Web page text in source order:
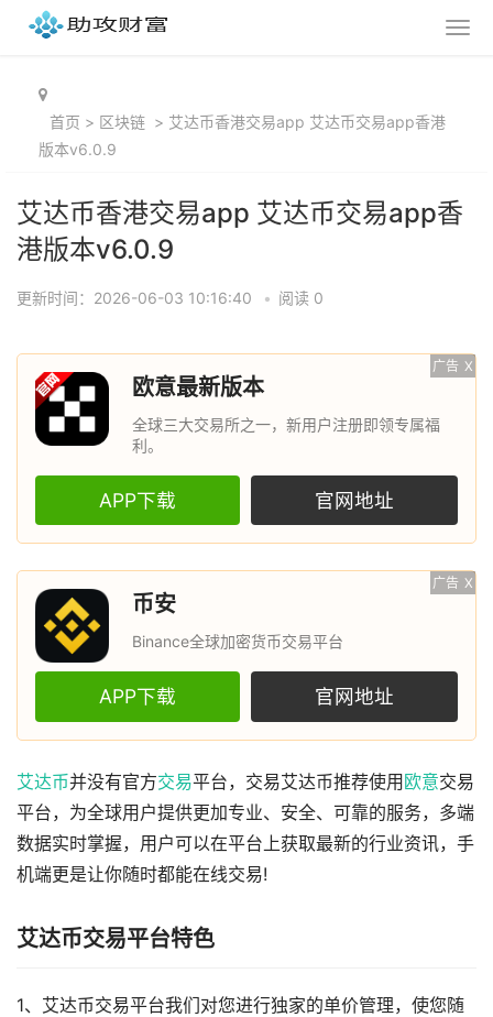
首页 > 区块链 > 艾达币香港交易app 艾达币交易app香港
版本v6.0.9
艾达币香港交易app 艾达币交易app香
港版本v6.0.9
更新时间：2026-06-03 10:16:40 • 阅读 0
广告 X
欧意最新版本
全球三大交易所之一，新用户注册即领专属福
利。
APP下载 官网地址
广告 X
币安
Binance全球加密货币交易平台
APP下载 官网地址
艾达币并没有官方交易平台，交易艾达币推荐使用 欧意交易
平台，为全球用户提供更加专业、安全、可靠的服务，多端
数据实时掌握，用户可以在平台上获取最新的行业资讯，手
机端更是让你随时都能在线交易!
艾达币交易平台特色
1、艾达币交易平台我们对您进行独家的单价管理，使您随